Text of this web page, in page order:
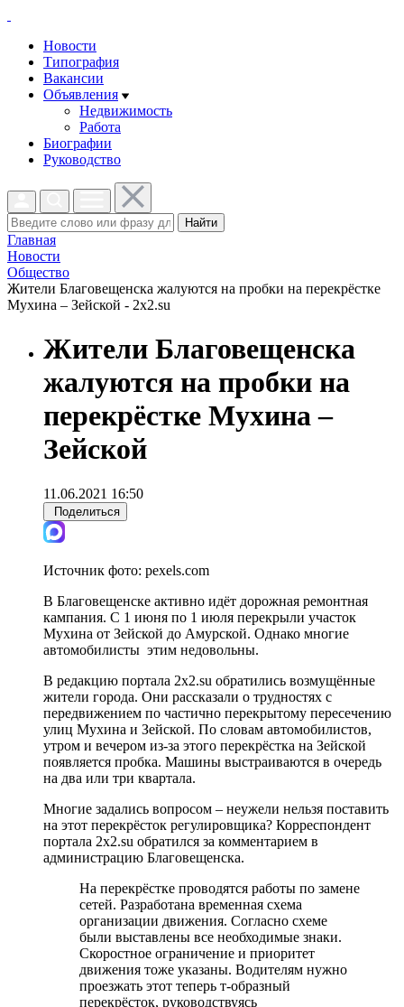
Новости
Типография
Вакансии
Объявления
Недвижимость
Работа
Биографии
Руководство
Найти
Главная
Новости
Общество
Жители Благовещенска жалуются на пробки на перекрёстке
Мухина – Зейской - 2x2.su
Жители Благовещенска
жалуются на пробки на
перекрёстке Мухина –
Зейской
11.06.2021 16:50
Поделиться
Источник фото: pexels.com
В Благовещенске активно идёт дорожная ремонтная
кампания. С 1 июня по 1 июля перекрыли участок
Мухина от Зейской до Амурской. Однако многие
автомобилисты этим недовольны.
В редакцию портала 2x2.su обратились возмущённые
жители города. Они рассказали о трудностях с
передвижением по частично перекрытому пересечению
улиц Мухина и Зейской. По словам автомобилистов,
утром и вечером из-за этого перекрёстка на Зейской
появляется пробка. Машины выстраиваются в очередь
на два или три квартала.
Многие задались вопросом – неужели нельзя поставить
на этот перекрёсток регулировщика? Корреспондент
портала 2x2.su обратился за комментарием в
администрацию Благовещенска.
На перекрёстке проводятся работы по замене
сетей. Разработана временная схема
организации движения. Согласно схеме
были выставлены все необходимые знаки.
Скоростное ограничение и приоритет
движения тоже указаны. Водителям нужно
проезжать этот теперь т-образный
перекрёсток, руководствуясь